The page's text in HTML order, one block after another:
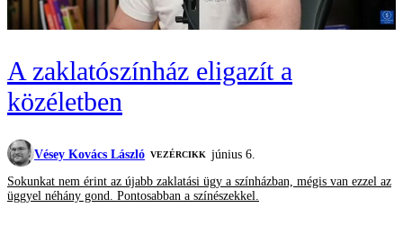
A zaklatószínház eligazít a
közéletben
Vésey Kovács László VEZÉRCIKK
június 6.
Sokunkat nem érint az újabb zaklatási ügy a színházban, mégis van ezzel az
üggyel néhány gond. Pontosabban a színészekkel.